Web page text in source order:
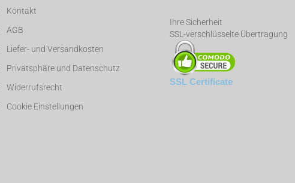
Kontakt
AGB
Liefer- und Versandkosten
Privatsphäre und Datenschutz
Widerrufsrecht
Cookie Einstellungen
Ihre Sicherheit
SSL-verschlüsselte Übertragung
SSL Certificate